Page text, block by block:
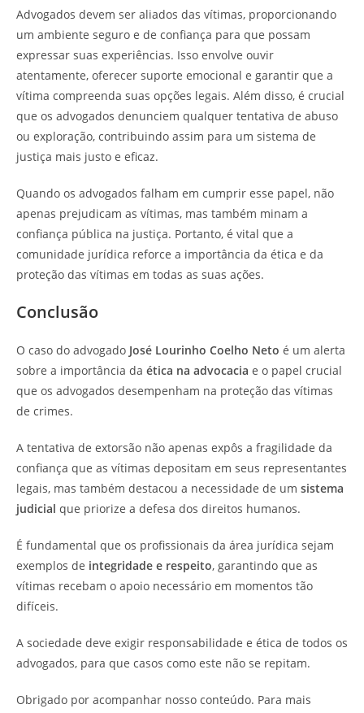
Advogados devem ser aliados das vítimas, proporcionando
um ambiente seguro e de confiança para que possam
expressar suas experiências. Isso envolve ouvir
atentamente, oferecer suporte emocional e garantir que a
vítima compreenda suas opções legais. Além disso, é crucial
que os advogados denunciem qualquer tentativa de abuso
ou exploração, contribuindo assim para um sistema de
justiça mais justo e eficaz.
Quando os advogados falham em cumprir esse papel, não
apenas prejudicam as vítimas, mas também minam a
confiança pública na justiça. Portanto, é vital que a
comunidade jurídica reforce a importância da ética e da
proteção das vítimas em todas as suas ações.
Conclusão
O caso do advogado José Lourinho Coelho Neto é um alerta
sobre a importância da ética na advocacia e o papel crucial
que os advogados desempenham na proteção das vítimas
de crimes.
A tentativa de extorsão não apenas expôs a fragilidade da
confiança que as vítimas depositam em seus representantes
legais, mas também destacou a necessidade de um sistema
judicial que priorize a defesa dos direitos humanos.
É fundamental que os profissionais da área jurídica sejam
exemplos de integridade e respeito, garantindo que as
vítimas recebam o apoio necessário em momentos tão
difíceis.
A sociedade deve exigir responsabilidade e ética de todos os
advogados, para que casos como este não se repitam.
Obrigado por acompanhar nosso conteúdo. Para mais